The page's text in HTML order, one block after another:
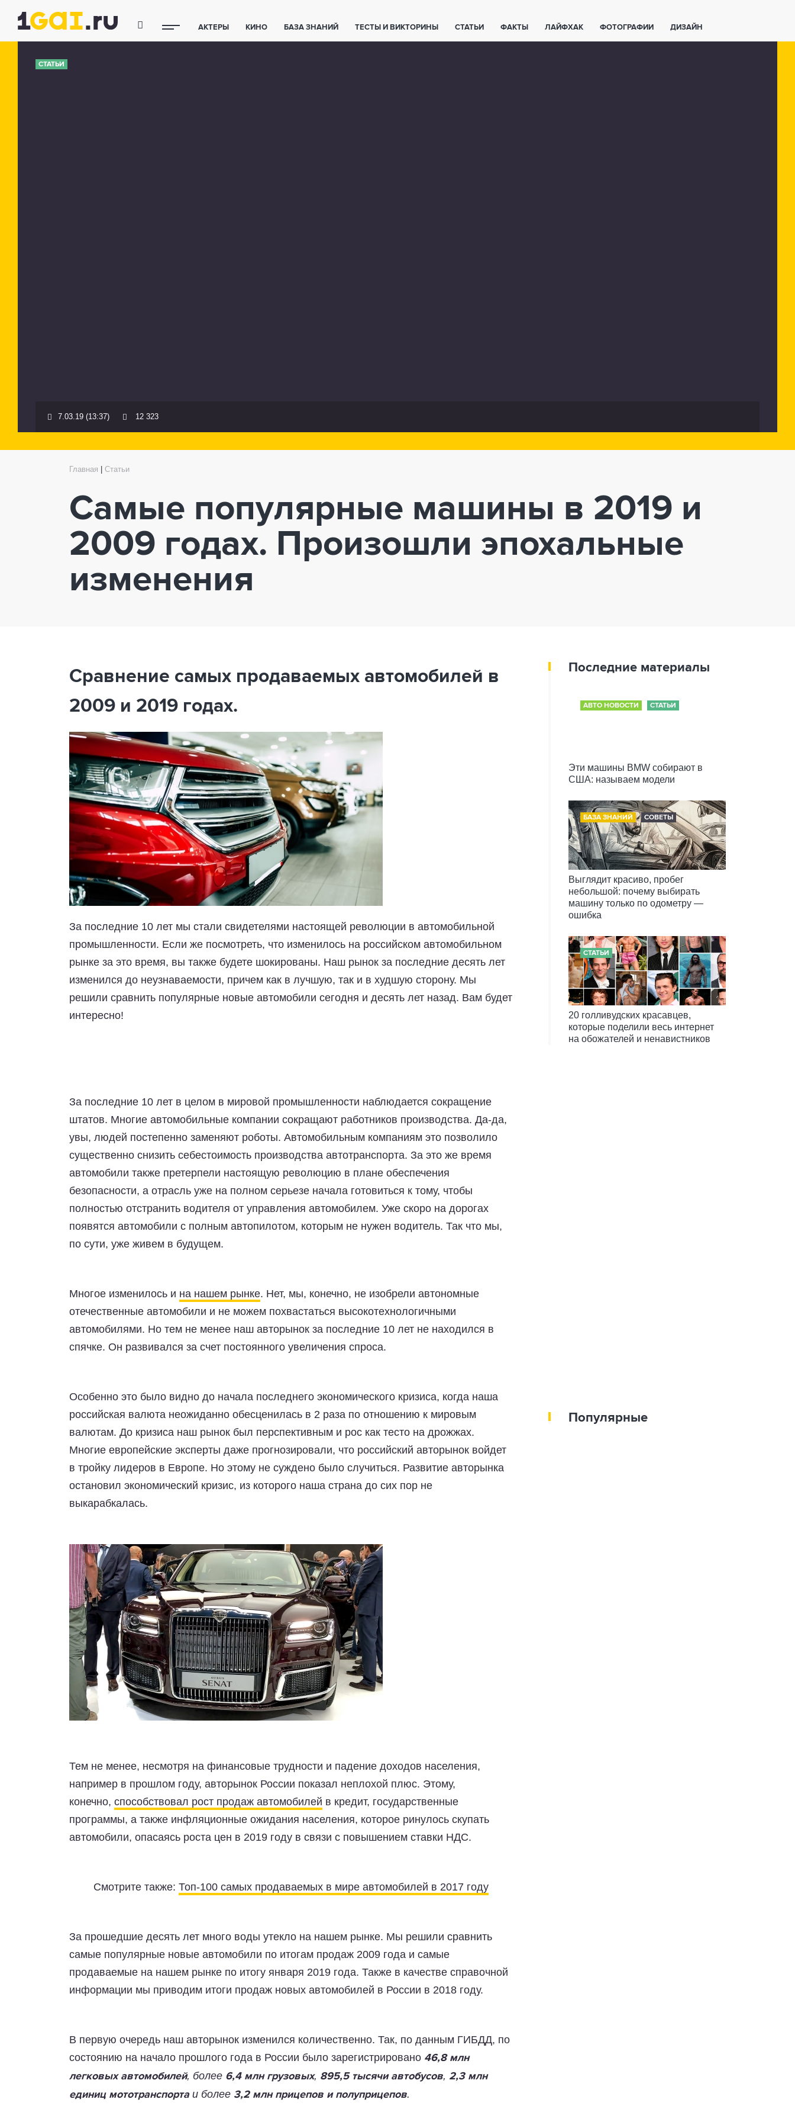
АКТЕРЫ КИНО БАЗА ЗНАНИЙ ТЕСТЫ И ВИКТОРИНЫ СТАТЬИ ФАКТЫ ЛАЙФХАК ФОТОГРАФИИ ДИЗАЙН
СТАТЬИ
7.03.19 (13:37) 12 323
Главная Статьи
Самые популярные машины в 2019 и
2009 годах. Произошли эпохальные
изменения
Сравнение самых продаваемых автомобилей в
2009 и 2019 годах.
За последние 10 лет мы стали свидетелями настоящей революции в автомобильной
промышленности. Если же посмотреть, что изменилось на российском автомобильном
рынке за это время, вы также будете шокированы. Наш рынок за последние десять лет
изменился до неузнаваемости, причем как в лучшую, так и в худшую сторону. Мы
решили сравнить популярные новые автомобили сегодня и десять лет назад. Вам будет
интересно!
За последние 10 лет в целом в мировой промышленности наблюдается сокращение
штатов. Многие автомобильные компании сокращают работников производства. Да-да,
увы, людей постепенно заменяют роботы. Автомобильным компаниям это позволило
существенно снизить себестоимость производства автотранспорта. За это же время
автомобили также претерпели настоящую революцию в плане обеспечения
безопасности, а отрасль уже на полном серьезе начала готовиться к тому, чтобы
полностью отстранить водителя от управления автомобилем. Уже скоро на дорогах
появятся автомобили с полным автопилотом, которым не нужен водитель. Так что мы,
по сути, уже живем в будущем.
Многое изменилось и на нашем рынке. Нет, мы, конечно, не изобрели автономные
отечественные автомобили и не можем похвастаться высокотехнологичными
автомобилями. Но тем не менее наш авторынок за последние 10 лет не находился в
спячке. Он развивался за счет постоянного увеличения спроса.
Особенно это было видно до начала последнего экономического кризиса, когда наша
российская валюта неожиданно обесценилась в 2 раза по отношению к мировым
валютам. До кризиса наш рынок был перспективным и рос как тесто на дрожжах.
Многие европейские эксперты даже прогнозировали, что российский авторынок войдет
в тройку лидеров в Европе. Но этому не суждено было случиться. Развитие авторынка
остановил экономический кризис, из которого наша страна до сих пор не
выкарабкалась.
Тем не менее, несмотря на финансовые трудности и падение доходов населения,
например в прошлом году, авторынок России показал неплохой плюс. Этому,
конечно, способствовал рост продаж автомобилей в кредит, государственные
программы, а также инфляционные ожидания населения, которое ринулось скупать
автомобили, опасаясь роста цен в 2019 году в связи с повышением ставки НДС.
Смотрите также: Топ-100 самых продаваемых в мире автомобилей в 2017 году
За прошедшие десять лет много воды утекло на нашем рынке. Мы решили сравнить
самые популярные новые автомобили по итогам продаж 2009 года и самые
продаваемые на нашем рынке по итогу января 2019 года. Также в качестве справочной
информации мы приводим итоги продаж новых автомобилей в России в 2018 году.
В первую очередь наш авторынок изменился количественно. Так, по данным ГИБДД, по
состоянию на начало прошлого года в России было зарегистрировано 46,8 млн
легковых автомобилей, более 6,4 млн грузовых, 895,5 тысячи автобусов, 2,3 млн
единиц мототранспортаи более 3,2 млн прицепов и полуприцепов.
Последние материалы
АВТО НОВОСТИ СТАТЬИ
Эти машины BMW собирают в
США: называем модели
БАЗА ЗНАНИЙ СОВЕТЫ
Выглядит красиво, пробег
небольшой: почему выбирать
машину только по одометру —
ошибка
СТАТЬИ
20 голливудских красавцев,
которые поделили весь интернет
на обожателей и ненавистников
Популярные